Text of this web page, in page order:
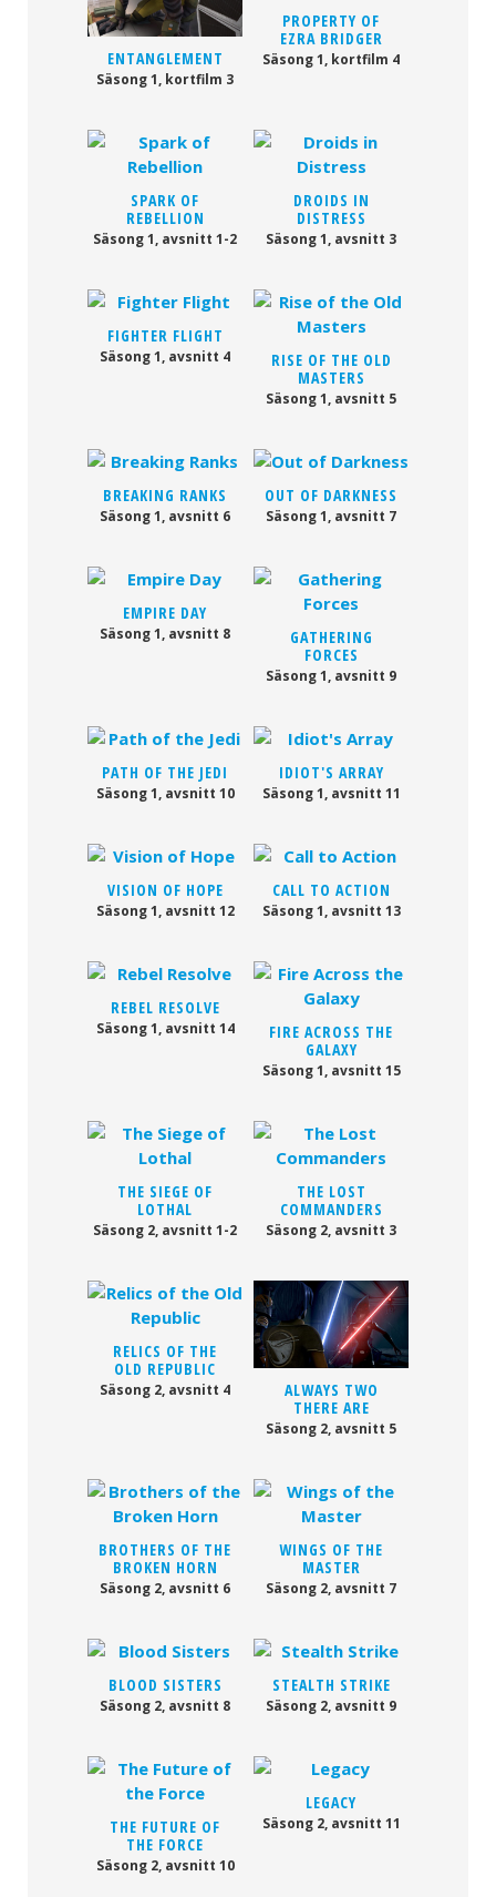
ENTANGLEMENT
Säsong 1, kortfilm 3
PROPERTY OF
EZRA BRIDGER
Säsong 1, kortfilm 4
SPARK OF
REBELLION
Säsong 1, avsnitt 1-2
DROIDS IN
DISTRESS
Säsong 1, avsnitt 3
FIGHTER FLIGHT
Säsong 1, avsnitt 4
RISE OF THE OLD
MASTERS
Säsong 1, avsnitt 5
BREAKING RANKS
Säsong 1, avsnitt 6
OUT OF DARKNESS
Säsong 1, avsnitt 7
EMPIRE DAY
Säsong 1, avsnitt 8
GATHERING
FORCES
Säsong 1, avsnitt 9
PATH OF THE JEDI
Säsong 1, avsnitt 10
IDIOT'S ARRAY
Säsong 1, avsnitt 11
VISION OF HOPE
Säsong 1, avsnitt 12
CALL TO ACTION
Säsong 1, avsnitt 13
REBEL RESOLVE
Säsong 1, avsnitt 14
FIRE ACROSS THE
GALAXY
Säsong 1, avsnitt 15
THE SIEGE OF
LOTHAL
Säsong 2, avsnitt 1-2
THE LOST
COMMANDERS
Säsong 2, avsnitt 3
RELICS OF THE
OLD REPUBLIC
Säsong 2, avsnitt 4
ALWAYS TWO
THERE ARE
Säsong 2, avsnitt 5
BROTHERS OF THE
BROKEN HORN
Säsong 2, avsnitt 6
WINGS OF THE
MASTER
Säsong 2, avsnitt 7
BLOOD SISTERS
Säsong 2, avsnitt 8
STEALTH STRIKE
Säsong 2, avsnitt 9
THE FUTURE OF
THE FORCE
Säsong 2, avsnitt 10
LEGACY
Säsong 2, avsnitt 11